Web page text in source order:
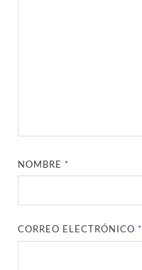
NOMBRE*
CORREO ELECTRÓNICO*